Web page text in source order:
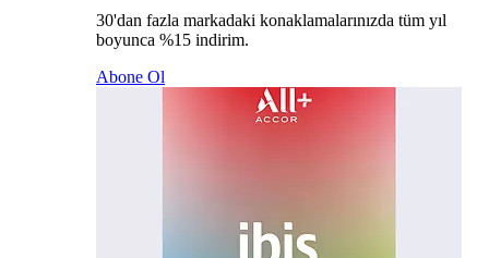
30'dan fazla markadaki konaklamalarınızda tüm yıl
boyunca %15 indirim.
Abone Ol